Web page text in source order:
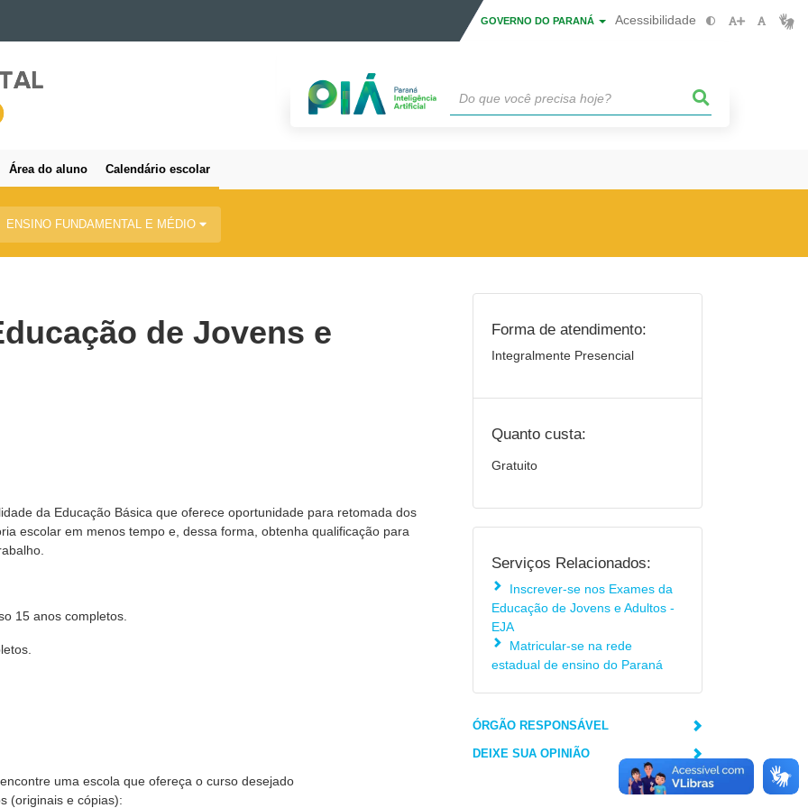
GOVERNO DO PARANÁ Acessibilidade
Área do aluno Calendário escolar
ENSINO FUNDAMENTAL E MÉDIO
de Jovens e
da Educação Básica que oferece oportunidade para retomada dos
escolar em menos tempo e, dessa forma, obtenha qualificação para
15 anos completos.
uma escola que ofereça o curso desejado
(originais e cópias):
Forma de atendimento:
Integralmente Presencial
Quanto custa:
Gratuito
Serviços Relacionados:
Inscrever-se nos Exames da
Educação de Jovens e Adultos -
EJA
Matricular-se na rede
estadual de ensino do Paraná
ÓRGÃO RESPONSÁVEL
DEIXE SUA OPINIÃO